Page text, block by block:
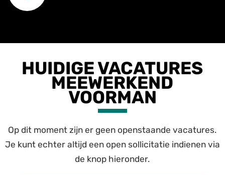
HUIDIGE VACATURES
MEEWERKEND
VOORMAN
Op dit moment zijn er geen openstaande vacatures.
Je kunt echter altijd een open sollicitatie indienen via
de knop hieronder.